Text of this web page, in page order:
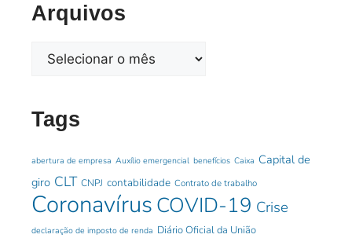
Arquivos
Tags
abertura de empresa Auxílio emergencial benefícios Caixa Capital de
giro CLT CNPJ contabilidade Contrato de trabalho
Coronavírus COVID-19 Crise
declaração de imposto de renda Diário Oficial da União